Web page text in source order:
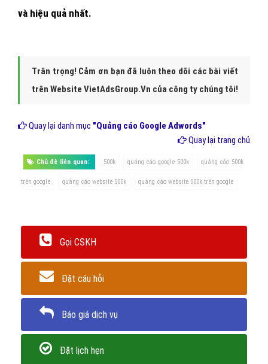
và hiệu quả nhất.
Trân trọng! Cảm ơn bạn đã luôn theo dõi các bài viết
trên Website VietAdsGroup.Vn của công ty chúng tôi!
Quay lại danh mục "Quảng cáo Google Adwords"
Quay lại trang chủ
Chủ đề liên quan: 500k quảng cáo google 500k quảng cáo 500k
trên google quảng cáo website 500k quảng cáo website 500k trên google
Gọi CSKH
Đặt câu hỏi
Báo giá dịch vụ
Đặt lịch hẹn